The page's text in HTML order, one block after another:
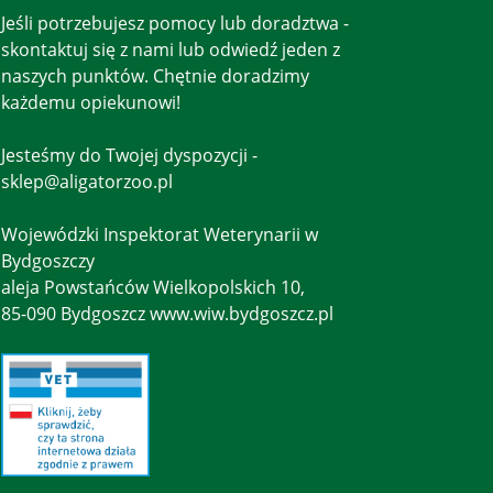
Jeśli potrzebujesz pomocy lub doradztwa -
skontaktuj się z nami lub odwiedź jeden z
naszych punktów. Chętnie doradzimy
każdemu opiekunowi!
Jesteśmy do Twojej dyspozycji -
sklep@aligatorzoo.pl
Wojewódzki Inspektorat Weterynarii w
Bydgoszczy
aleja Powstańców Wielkopolskich 10,
85-090 Bydgoszcz www.wiw.bydgoszcz.pl